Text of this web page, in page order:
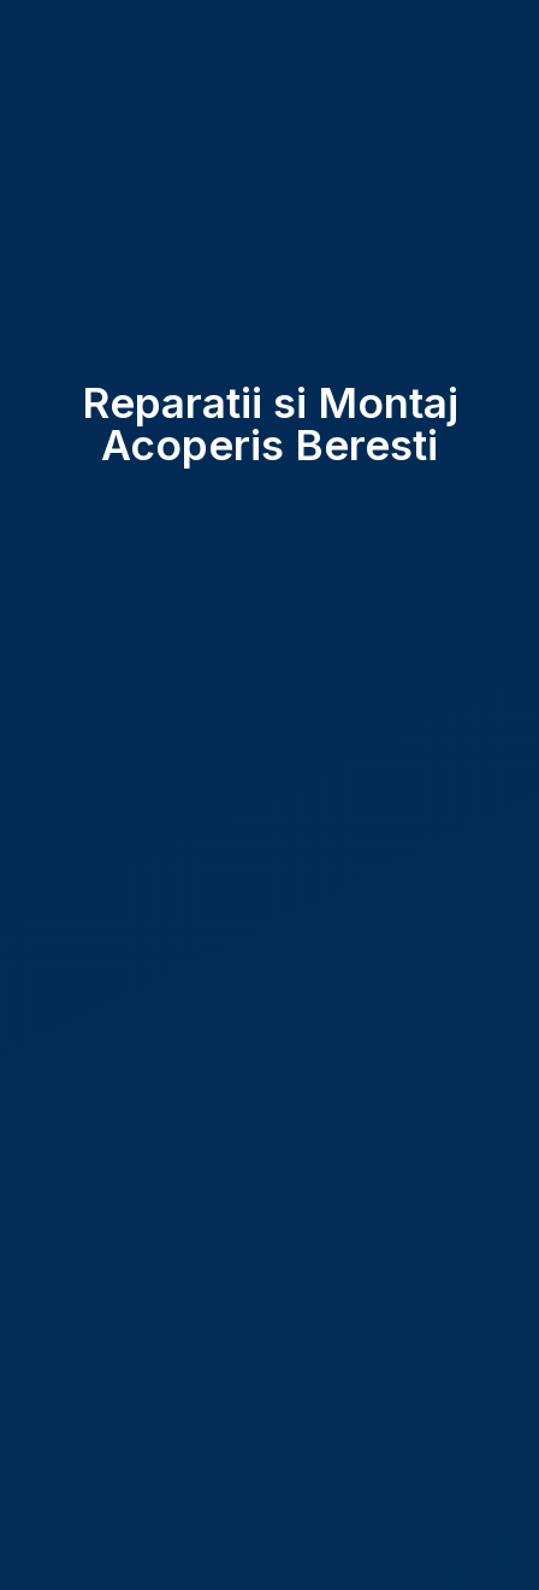
Reparatii si Montaj
Acoperis Beresti